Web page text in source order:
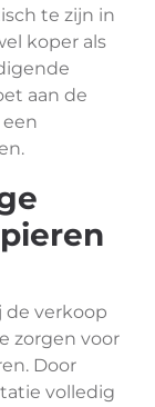
te zijn in
koper als
aan de
de verkoop
zorgen voor
Door
volledig